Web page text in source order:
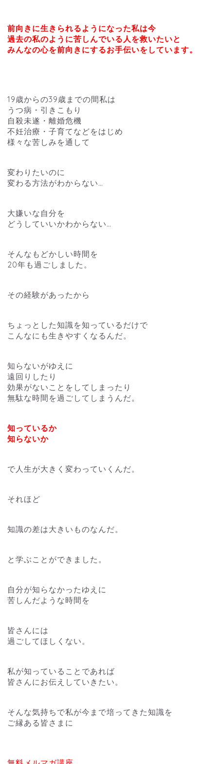
前向きに生きられるようになった私は今
過去の私のように苦しんでいる人を救いたいと
みんなの心を前向きにするお手伝いをしています。
19歳からの39歳までの間私は
うつ病・引きこもり
自殺未遂・離婚危機
不妊治療・子育てなどをはじめ
様々な苦しみを通して
変わりたいのに
変わる方法がわからない…
大嫌いな自分を
どうしていいかわからない…
そんなもどかしい時間を
20年も過ごしました。
その経験があったから
ちょっとした知識を知っているだけで
こんなにも生きやすくなるんだ。
知らないがゆえに
遠回りしたり
効果がないことをしてしまったり
無駄な時間を過ごしてしまうんだ。
知っているか
知らないか
で人生が大きく変わっていくんだ。
それほど
知識の差は大きいものなんだ。
と学ぶことができました。
自分が知らなかったゆえに
苦しんだような時間を
皆さんには
過ごしてほしくない。
私が知っていることであれば
皆さんにお伝えしていきたい。
そんな気持ちで私が今まで培ってきた知識を
ご縁ある皆さまに